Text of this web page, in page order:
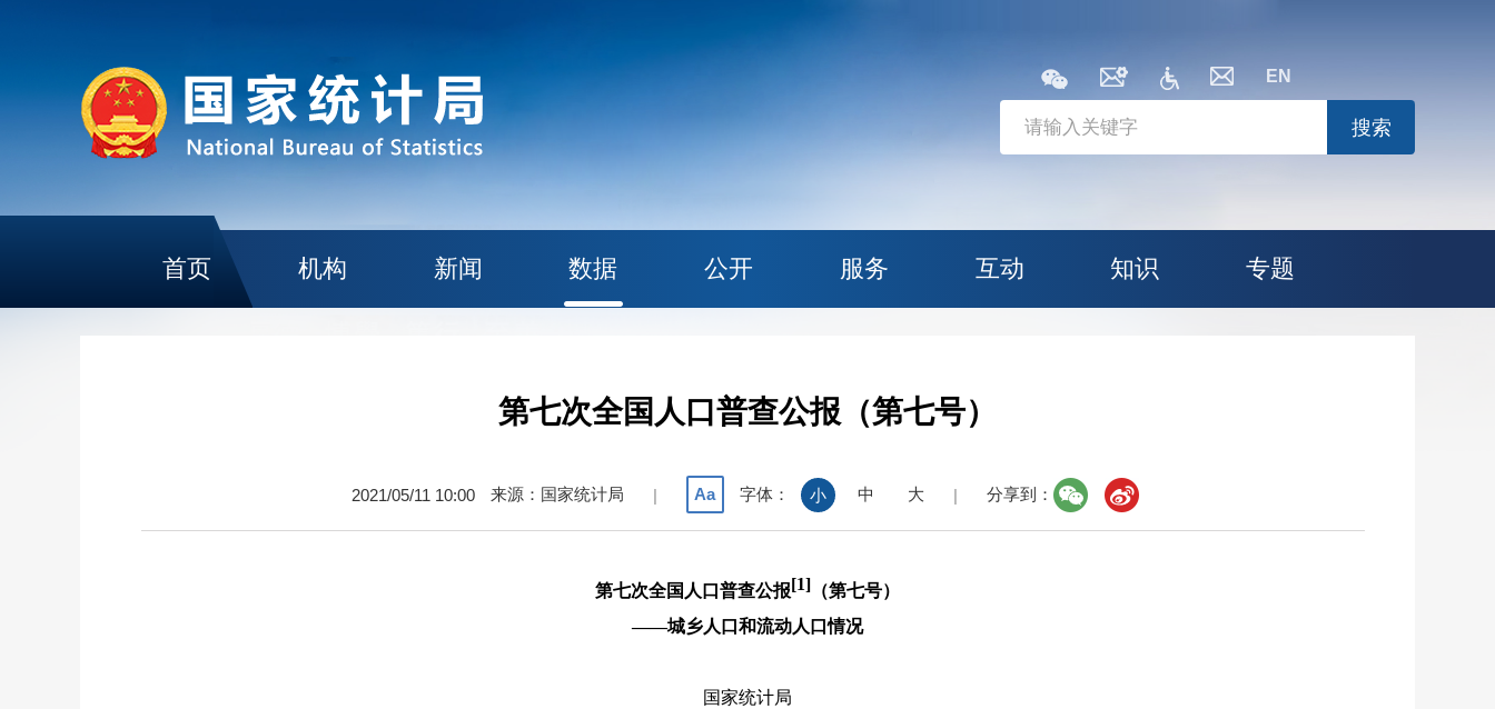
EN
搜索
首页 机构 新闻 数据 公开 服务 互动 知识 专题
第七次全国人口普查公报（第七号）
2021/05/11 10:00 来源：国家统计局 | Aa 字体： 小 中 大 | 分享到：
第七次全国人口普查公报[1] （第七号）
——城乡人口和流动人口情况
国家统计局